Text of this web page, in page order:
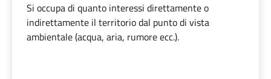
Si occupa di quanto interessi direttamente o
indirettamente il territorio dal punto di vista
ambientale (acqua, aria, rumore ecc.).